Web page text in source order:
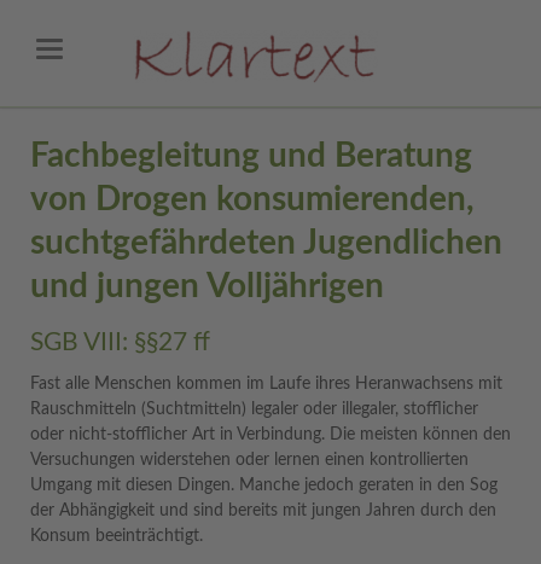
Fachbegleitung und Beratung
von Drogen konsumierenden,
suchtgefährdeten Jugendlichen
und jungen Volljährigen
SGB VIII: §§27 ff
Fast alle Menschen kommen im Laufe ihres Heranwachsens mit
Rauschmitteln (Suchtmitteln) legaler oder illegaler, stofflicher
oder nicht-stofflicher Art in Verbindung. Die meisten können den
Versuchungen widerstehen oder lernen einen kontrollierten
Umgang mit diesen Dingen. Manche jedoch geraten in den Sog
der Abhängigkeit und sind bereits mit jungen Jahren durch den
Konsum beeinträchtigt.